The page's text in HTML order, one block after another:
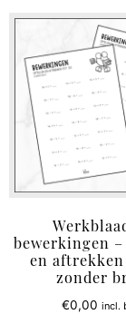
bewerkingen
en
zonder
€0,00 incl.